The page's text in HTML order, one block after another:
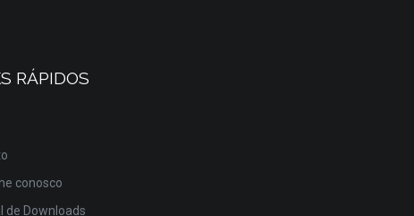
RÁPIDOS
conosco
de Downloads